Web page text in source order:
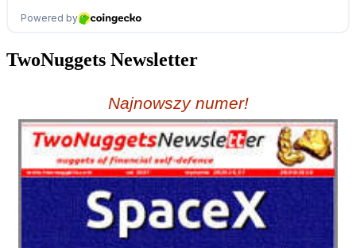
TwoNuggets Newsletter
Najnowszy numer!